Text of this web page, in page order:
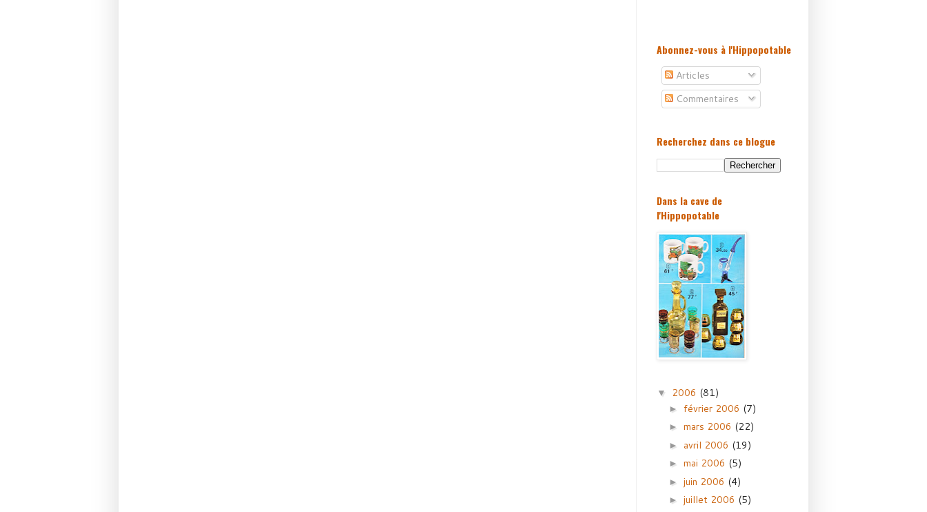
Abonnez-vous à l'Hippopotable
Articles
Commentaires
Recherchez dans ce blogue
Dans la cave de
l'Hippopotable
▼ 2006 (81)
► février 2006 (7)
► mars 2006 (22)
► avril 2006 (19)
► mai 2006 (5)
► juin 2006 (4)
► juillet 2006 (5)